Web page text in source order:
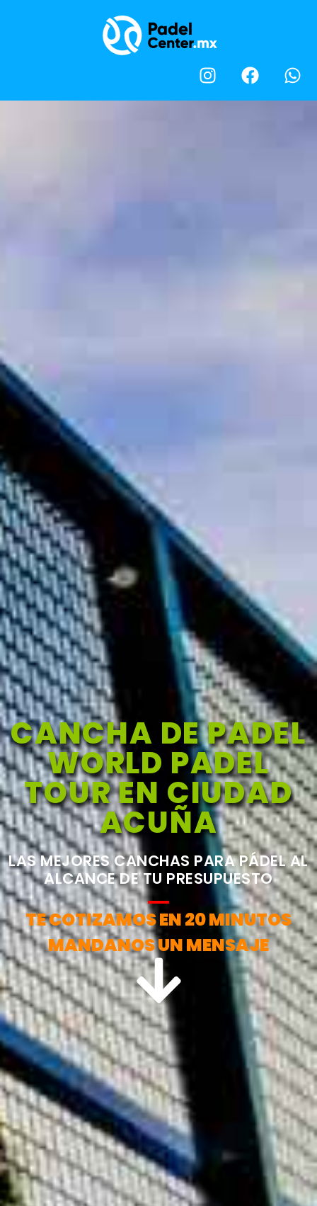
CANCHA DE PADEL
WORLD PADEL
TOUR EN CIUDAD
ACUÑA
LAS MEJORES CANCHAS PARA PÁDEL AL
ALCANCE DE TU PRESUPUESTO
TE COTIZAMOS EN 20 MINUTOS
MANDANOS UN MENSAJE